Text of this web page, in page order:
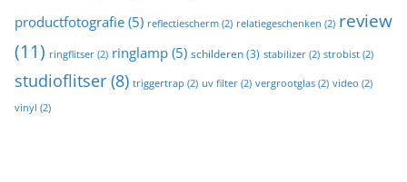
productfotografie (5) reflectiescherm (2) relatiegeschenken (2) review
(11) ringflitser (2) ringlamp (5) schilderen(3) stabilizer (2) strobist (2)
studioflitser (8) triggertrap (2) uv filter (2) vergrootglas (2) video (2)
vinyl (2)